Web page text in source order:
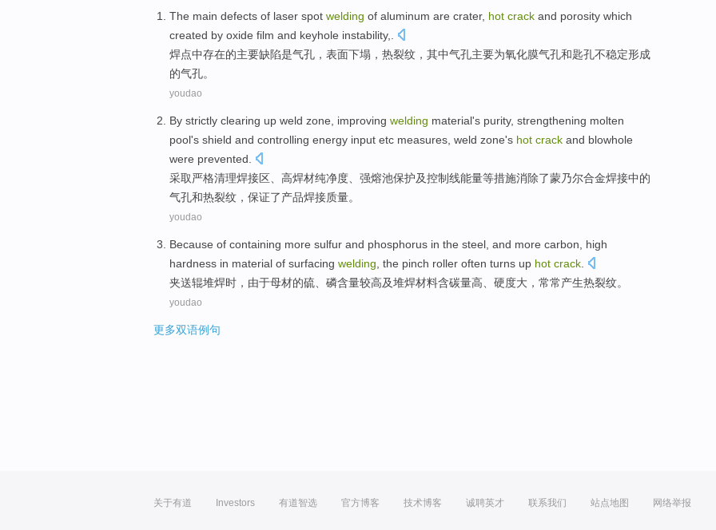
The main defects of laser spot welding of aluminum are crater, hot crack and porosity which
created by oxide film and keyhole instability,.
焊点中存在的主要缺陷是气孔 ，表面下塌， 热裂纹 ，其中气孔主要为氧化膜气孔和匙孔不稳定形成
的气孔。
youdao
By strictly clearing up weld zone improving welding material's purity, strengthening molten
pool's shield and controlling energy input etc measures weld zone's hot crack and blowhole
were prevented
采取严格清理焊接区 、高焊材纯净度 强熔池保护及控制线能量等措施消除了蒙乃尔合金焊接中的
气孔和热裂纹 ，保证了产品焊接质量。
youdao
Because of containing more sulfur and phosphorus in the steel, and more carbon, high
hardness in material of surfacing welding , the pinch roller often turns up hot crack
夹送辊堆焊时， 由于母材的硫 磷含量较高及堆焊材料含碳量高、 硬度大， 常常产生热裂纹。
youdao
更多双语例句
关于有道 Investors 有道智选 官方博客 技术博客 诚聘英才 联系我们 站点地图 网络举报